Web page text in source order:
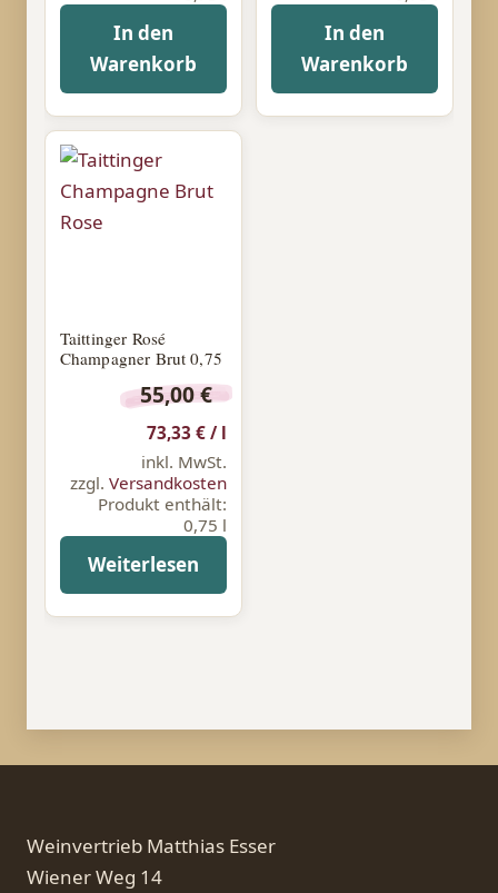
In den
Warenkorb
In den
Warenkorb
Taittinger Rosé
Champagner Brut 0,75
55,00€
73,33€ / l
inkl. MwSt.
zzgl.Versandkosten
Produkt enthält:
0,75 l
Weiterlesen
Weinvertrieb Matthias Esser
Wiener Weg 14